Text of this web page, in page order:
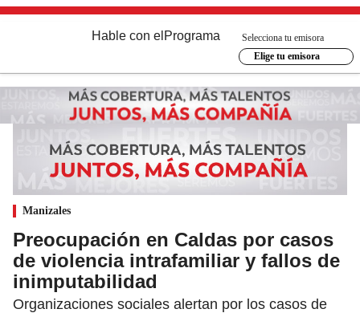
Hable con el Programa
Selecciona tu emisora
Elige tu emisora
Manizales
Preocupación en Caldas por casos
de violencia intrafamiliar y fallos de
inimputabilidad
Organizaciones sociales alertan por los casos de